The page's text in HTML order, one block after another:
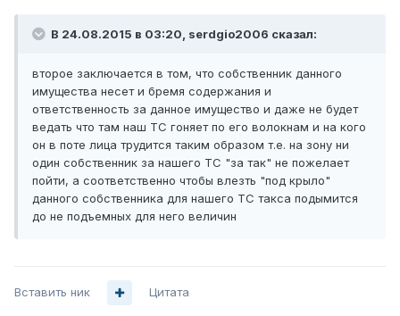
В 24.08.2015 в 03:20, serdgio2006 сказал:
второе заключается в том, что собственник данного
имущества несет и бремя содержания и
ответственность за данное имущество и даже не будет
ведать что там наш ТС гоняет по его волокнам и на кого
он в поте лица трудится таким образом т.е. на зону ни
один собственник за нашего ТС "за так" не пожелает
пойти, а соответственно чтобы влезть "под крыло"
данного собственника для нашего ТС такса подымится
до не подъемных для него величин
Вставить ник Цитата